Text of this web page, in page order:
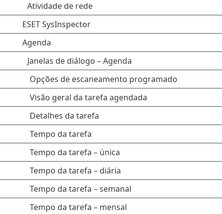
Atividade de rede
ESET SysInspector
Agenda
Janelas de diálogo – Agenda
Opções de escaneamento programado
Visão geral da tarefa agendada
Detalhes da tarefa
Tempo da tarefa
Tempo da tarefa – única
Tempo da tarefa – diária
Tempo da tarefa – semanal
Tempo da tarefa – mensal